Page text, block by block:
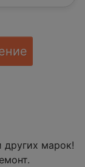
других марок!